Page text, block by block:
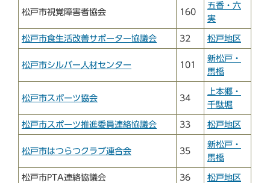
松戸市視覚障害者協会 160
五香・六
実
松戸市食生活改善サポーター協議会 32 松戸地区
松戸市シルバー人材センター 101
新松戸・
馬橋
松戸市スポーツ協会 34
上本郷・
千駄堀
松戸市スポーツ推進委員連絡協議会 33 松戸地区
松戸市はつらつクラブ連合会 35
新松戸・
馬橋
松戸市PTA連絡協議会 36 松戸地区